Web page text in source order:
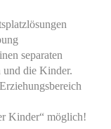
separaten
und die Kinder.
Kinder“ möglich!